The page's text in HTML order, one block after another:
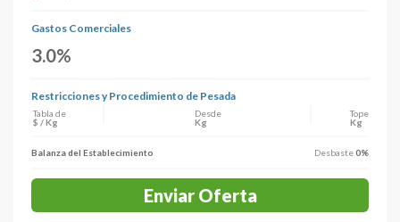
Gastos Comerciales
3.0%
Restricciones y Procedimiento de Pesada
Tabla de
$ / Kg
Desde
Kg
Tope
Kg
Balanza del Establecimiento Desbaste0%
Enviar Oferta